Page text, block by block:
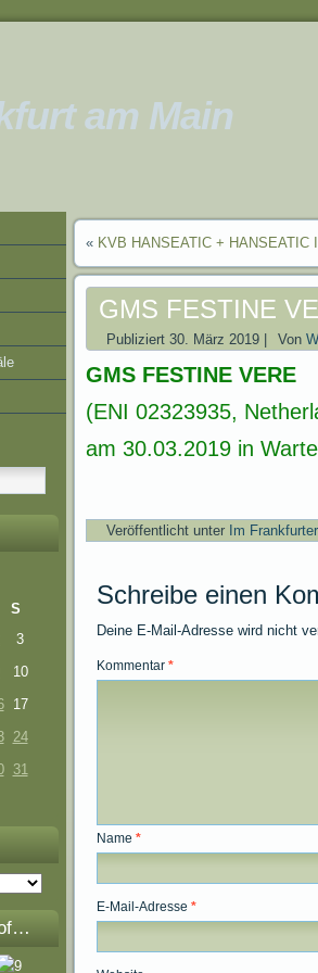
am Main
S
3
10
17
24
31
« KVB HANSEATIC + HANSEATIC I
GMS FESTINE
Publiziert 30. März 2019 Von
GMS FESTINE VERE
(ENI 02323935,
am 30.03.2019 in
Veröffentlicht unter Im
Schreibe einen
Deine E-Mail-Adresse wird nicht
Kommentar *
Name *
E-Mail-Adresse *